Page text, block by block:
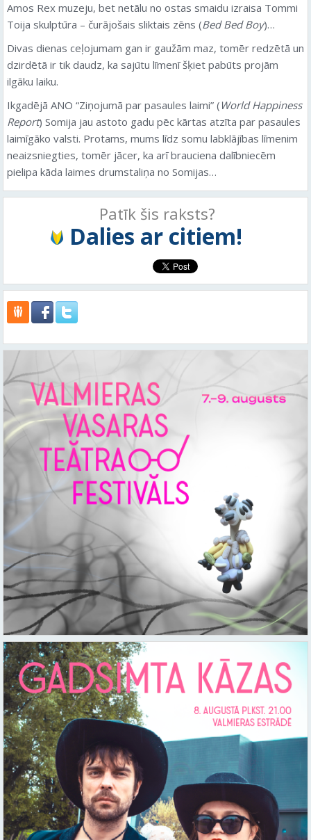
Amos Rex muzeju, bet netālu no ostas smaidu izraisa Tommi
Toija skulptūra – čurājošais sliktais zēns (Bed Bed Boy)…
Divas dienas ceļojumam gan ir gaužām maz, tomēr redzētā un
dzirdētā ir tik daudz, ka sajūtu līmenī šķiet pabūts projām
ilgāku laiku.
Ikgadējā ANO “Ziņojumā par pasaules laimi” ( World Happiness
Report) Somija jau astoto gadu pēc kārtas atzīta par pasaules
laimīgāko valsti. Protams, mums līdz somu labklājības līmenim
neaizsniegties, tomēr jācer, ka arī brauciena dalībniecēm
pielipa kāda laimes drumstaliņa no Somijas…
Patīk šis raksts?
Dalies ar citiem!